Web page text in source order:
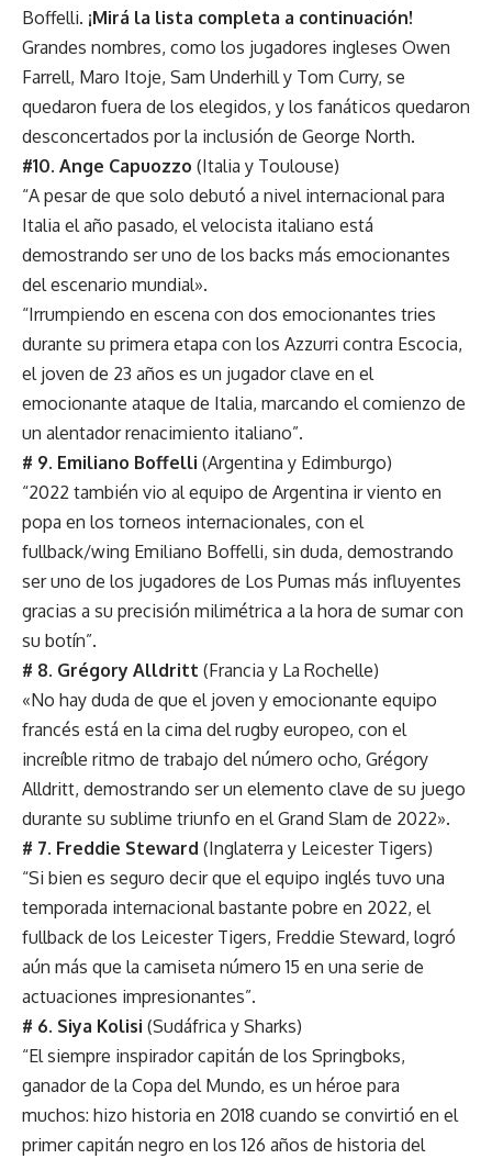
Boffelli. ¡Mirá la lista completa a continuación!
Grandes nombres, como los jugadores ingleses Owen
Farrell, Maro Itoje, Sam Underhill y Tom Curry, se
quedaron fuera de los elegidos, y los fanáticos quedaron
desconcertados por la inclusión de George North.
#10. Ange Capuozzo (Italia y Toulouse)
“A pesar de que solo debutó a nivel internacional para
Italia el año pasado, el velocista italiano está
demostrando ser uno de los backs más emocionantes
del escenario mundial».
“Irrumpiendo en escena con dos emocionantes tries
durante su primera etapa con los Azzurri contra Escocia,
el joven de 23 años es un jugador clave en el
emocionante ataque de Italia, marcando el comienzo de
un alentador renacimiento italiano”.
# 9. Emiliano Boffelli (Argentina y Edimburgo)
“2022 también vio al equipo de Argentina ir viento en
popa en los torneos internacionales, con el
fullback/wing Emiliano Boffelli, sin duda, demostrando
ser uno de los jugadores de Los Pumas más influyentes
gracias a su precisión milimétrica a la hora de sumar con
su botín”.
# 8. Grégory Alldritt (Francia y La Rochelle)
«No hay duda de que el joven y emocionante equipo
francés está en la cima del rugby europeo, con el
increíble ritmo de trabajo del número ocho, Grégory
Alldritt, demostrando ser un elemento clave de su juego
durante su sublime triunfo en el Grand Slam de 2022».
# 7. Freddie Steward (Inglaterra y Leicester Tigers)
“Si bien es seguro decir que el equipo inglés tuvo una
temporada internacional bastante pobre en 2022, el
fullback de los Leicester Tigers, Freddie Steward, logró
aún más que la camiseta número 15 en una serie de
actuaciones impresionantes”.
# 6. Siya Kolisi (Sudáfrica y Sharks)
“El siempre inspirador capitán de los Springboks,
ganador de la Copa del Mundo, es un héroe para
muchos: hizo historia en 2018 cuando se convirtió en el
primer capitán negro en los 126 años de historia del